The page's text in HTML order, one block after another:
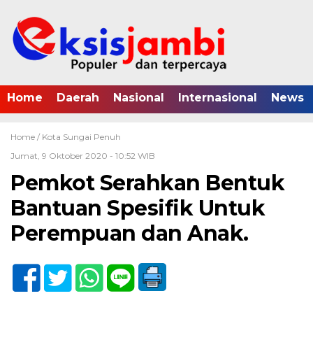
Home Daerah Nasional Internasional News
Home / Kota Sungai Penuh
Jumat, 9 Oktober 2020 - 10:52 WIB
Pemkot Serahkan Bentuk
Bantuan Spesifik Untuk
Perempuan dan Anak.